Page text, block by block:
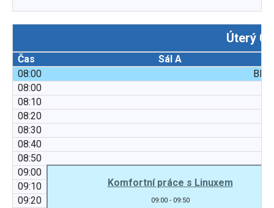
Úterý
Čas
Sál A
08:00
08:00
08:10
08:20
08:30
08:40
08:50
09:00
Komfortní práce s Linuxem
09:00 - 09:50
09:10
09:20